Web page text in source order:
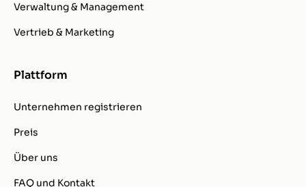
Verwaltung & Management
Vertrieb & Marketing
Plattform
Unternehmen registrieren
Preis
Über uns
FAQ und Kontakt